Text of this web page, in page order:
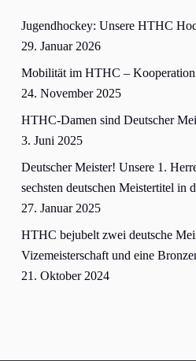
Jugendhockey: Unsere HTHC
29. Januar 2026
Mobilität im HTHC –
24. November 2025
HTHC-Damen sind Deutscher
3. Juni 2025
Deutscher Meister! Unsere 1.
sechsten deutschen Meistertitel in
27. Januar 2025
HTHC bejubelt zwei deutsche
Vizemeisterschaft und eine
21. Oktober 2024